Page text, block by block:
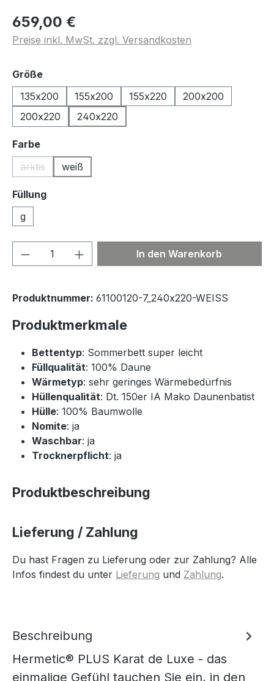
659,00 €
Preise inkl. MwSt. zzgl. Versandkosten
Größeauswählen
135x200
155x200 155x220
200x200
200x220
240x220
Farbeauswählen
arktis
(Diese Option ist zurzeit nicht verfügbar.)
weiß
Füllung
g
Produkt Anzahl: Gib denIn den Warenkorb
Produktnummer: 61100120-7_240x220-WEISS
Produktmerkmale
Bettentyp: Sommerbett super leicht
Füllqualität: 100% Daune
Wärmetyp: sehr geringes Wärmebedürfnis
Hüllenqualität: Dt. 150er IA Mako Daunenbatist
Hülle: 100% Baumwolle
Nomite: ja
Waschbar: ja
Trocknerpflicht: ja
Produktbeschreibung
Lieferung / Zahlung
Du hast Fragen zu Lieferung oder zur Zahlung? Alle
Infos findest du unter Lieferung und Zahlung.
Beschreibung
Hermetic® PLUS Karat de Luxe - das
einmalige Gefühl tauchen Sie ein, in den